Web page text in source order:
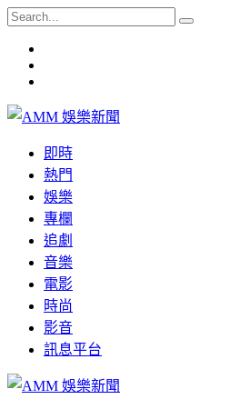
即時
熱門
娛樂
專欄
追劇
音樂
電影
時尚
影音
訊息平台